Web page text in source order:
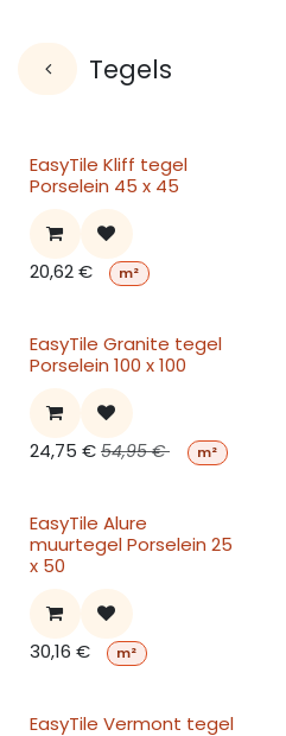
Tegels
EasyTile Kliff tegel
Porselein 45 x 45
20,62€ m²
EasyTile Granite tegel
Porselein 100 x 100
24,75 € 54,95€ m²
EasyTile Alure
muurtegel Porselein 25
x 50
30,16 € m²
EasyTile Vermont tegel